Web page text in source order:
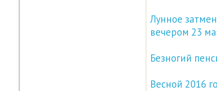
Лунное
вечером 23
Безногий
Весной 2016